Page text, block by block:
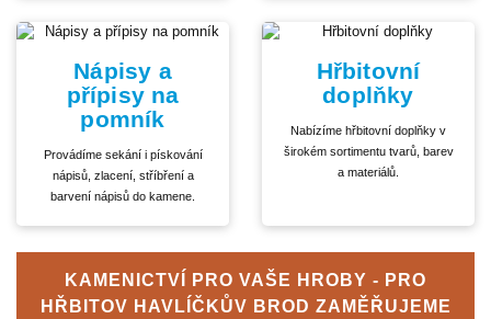
Nápisy a
přípisy na
pomník
Provádíme sekání i pískování
nápisů, zlacení, stříbření a
barvení nápisů do kamene.
Hřbitovní
doplňky
Nabízíme hřbitovní doplňky v
širokém sortimentu tvarů, barev
a materiálů.
KAMENICTVÍ PRO VAŠE HROBY - PRO
HŘBITOV HAVLÍČKŮV BROD ZAMĚŘUJEME